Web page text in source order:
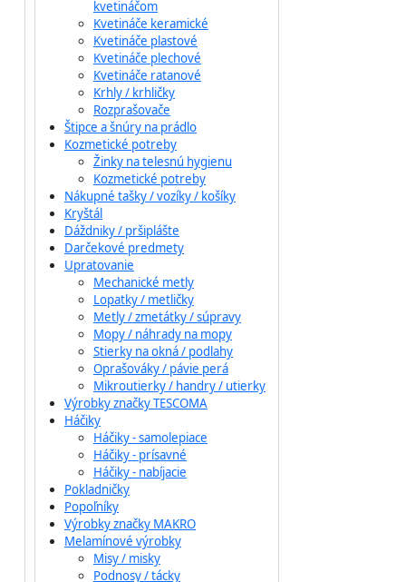
kvetináčom
Kvetináče keramické
Kvetináče plastové
Kvetináče plechové
Kvetináče ratanové
Krhly / krhličky
Rozprašovače
Štipce a šnúry na prádlo
Kozmetické potreby
Žinky na telesnú hygienu
Kozmetické potreby
Nákupné tašky / vozíky / košíky
Kryštál
Dáždniky / pršiplášte
Darčekové predmety
Upratovanie
Mechanické metly
Lopatky / metličky
Metly / zmetátky / súpravy
Mopy / náhrady na mopy
Stierky na okná / podlahy
Oprašováky / pávie perá
Mikroutierky / handry / utierky
Výrobky značky TESCOMA
Háčiky
Háčiky - samolepiace
Háčiky - prísavné
Háčiky - nabíjacie
Pokladničky
Popoľníky
Výrobky značky MAKRO
Melamínové výrobky
Misy / misky
Podnosy / tácky